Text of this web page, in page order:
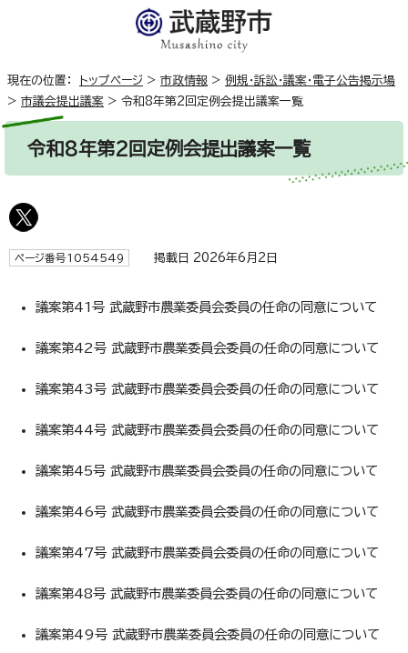
現在の位置： トップページ > 市政情報 > 例規・訴訟・議案・電子公告掲示場
> 市議会提出議案 > 令和8年第2回定例会提出議案一覧
令和8年第2回定例会提出議案一覧
ページ番号1054549 掲載日 2026年6月2日
議案第41号 武蔵野市農業委員会委員の任命の同意について
議案第42号 武蔵野市農業委員会委員の任命の同意について
議案第43号 武蔵野市農業委員会委員の任命の同意について
議案第44号 武蔵野市農業委員会委員の任命の同意について
議案第45号 武蔵野市農業委員会委員の任命の同意について
議案第46号 武蔵野市農業委員会委員の任命の同意について
議案第47号 武蔵野市農業委員会委員の任命の同意について
議案第48号 武蔵野市農業委員会委員の任命の同意について
議案第49号 武蔵野市農業委員会委員の任命の同意について